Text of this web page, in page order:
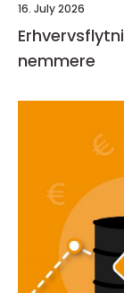
16. July 2026
nemmere